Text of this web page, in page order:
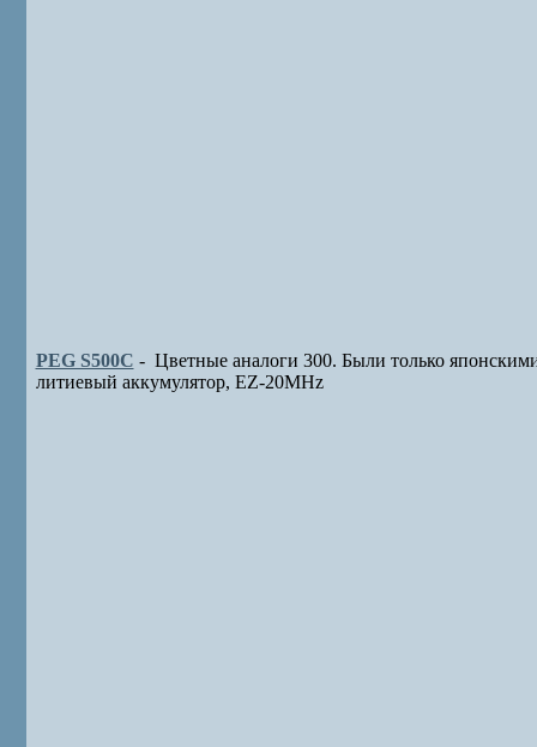
PEG S500C - Цветные аналоги 300. Были только
литиевый аккумулятор, EZ-20MHz